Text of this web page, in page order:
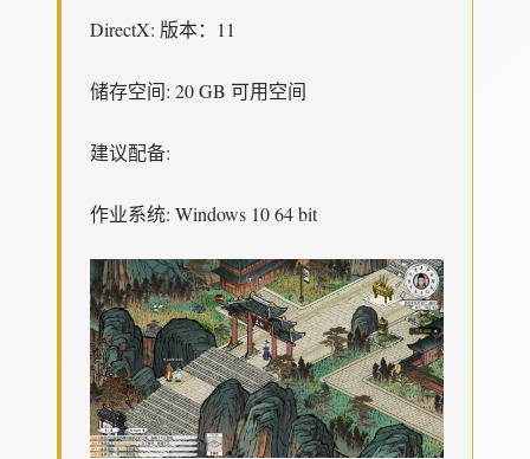
DirectX: 版本：11
储存空间: 20 GB 可用空间
建议配备:
作业系统: Windows 10 64 bit